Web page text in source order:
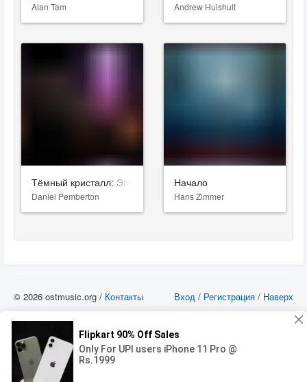
Alan Tam Andrew Hulshult
Тёмный кристалл: Эпоха сопротивления
Daniel Pemberton
Начало
Hans Zimmer
Вход / Регистрация / Наверх
© 2026 ostmusic.org / Контакты
можете использовать такие материалы только в том в случае, если
использование производится с ознакомительными целями - для прочих целей
вы должны приобрести лицензионную запись.